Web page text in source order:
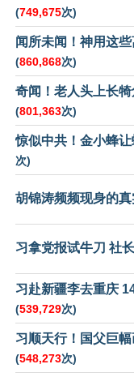
(749,675次)
闻所未闻！神用这
(860,868次)
奇闻！老人头上长
(801,363次)
惊似中共！金小蜂
次)
胡锦涛频频现身的真
习拿党报试牛刀 社
习赴新疆李去重庆
(539,729次)
习顺天行！国父巨
(548,273次)